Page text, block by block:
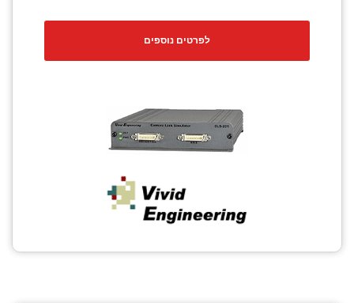
Fiber Optic
AV over IP
Photo Printers
לפרטים נוספים